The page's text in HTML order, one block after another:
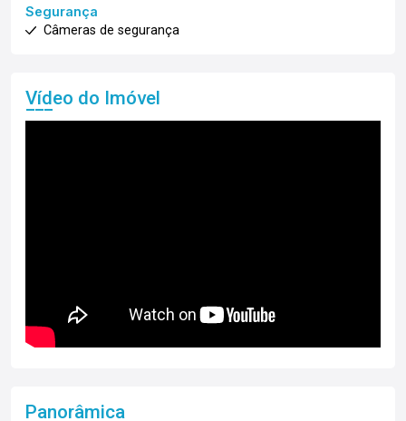
Segurança
Câmeras de segurança
Vídeo do Imóvel
Panorâmica